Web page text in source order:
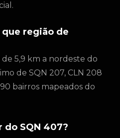
que região de
5,9 km a nordeste do
de SQN 207, CLN 208
bairros mapeados do
do SQN 407?